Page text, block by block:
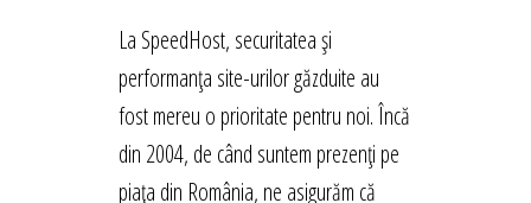
La SpeedHost, securitatea și
performanța site-urilor găzduite au
fost mereu o prioritate pentru noi. Încă
din 2004, de când suntem prezenți pe
piața din România, ne asigurăm că